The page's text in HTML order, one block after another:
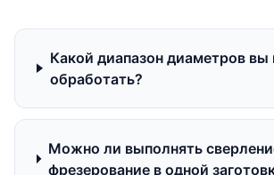
Какой диапазон диаметров
обработать?
Можно ли выполнять
фрезерование в одной